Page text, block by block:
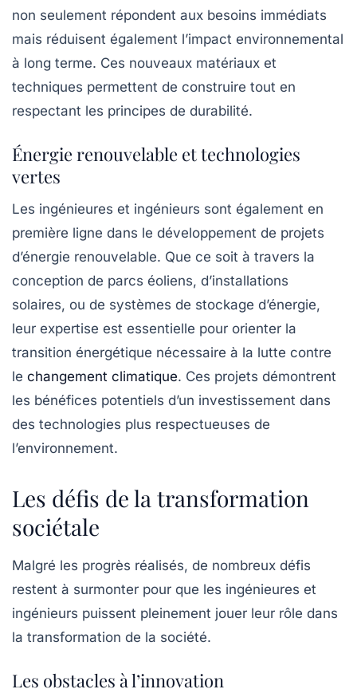
non seulement répondent aux besoins immédiats
mais réduisent également l’impact environnemental
à long terme. Ces nouveaux matériaux et
techniques permettent de construire tout en
respectant les principes de durabilité.
Énergie renouvelable et technologies
vertes
Les ingénieures et ingénieurs sont également en
première ligne dans le développement de projets
d’énergie renouvelable. Que ce soit à travers la
conception de parcs éoliens, d’installations
solaires, ou de systèmes de stockage d’énergie,
leur expertise est essentielle pour orienter la
transition énergétique nécessaire à la lutte contre
le changement climatique. Ces projets démontrent
les bénéfices potentiels d’un investissement dans
des technologies plus respectueuses de
l’environnement.
Les défis de la transformation
sociétale
Malgré les progrès réalisés, de nombreux défis
restent à surmonter pour que les ingénieures et
ingénieurs puissent pleinement jouer leur rôle dans
la transformation de la société.
Les obstacles à l’innovation